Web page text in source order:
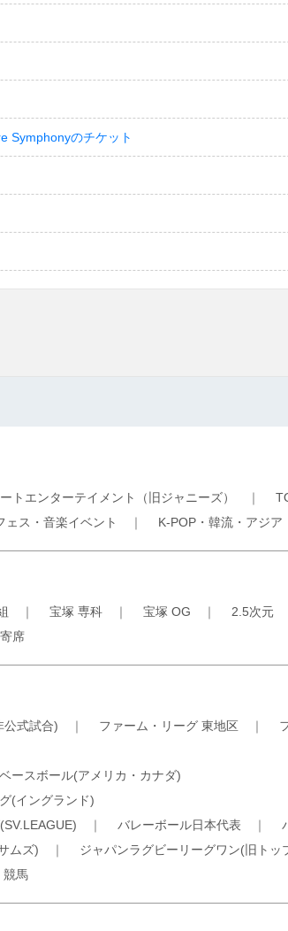
Symphonyのチケット
トエンターテイメント（旧ジャニーズ） ｜
ェス・音楽イベント ｜ K-POP・韓流・アジア
｜ 宝塚 専科 ｜ 宝塚 OG ｜ 2.5次元
席
公式試合) ｜ ファーム・リーグ 東地区 ｜
ースボール(アメリカ・カナダ)
(イングランド)
｜ バレーボール日本代表 ｜
ムズ) ｜ ジャパンラグビーリーグワン(旧トッ
競馬